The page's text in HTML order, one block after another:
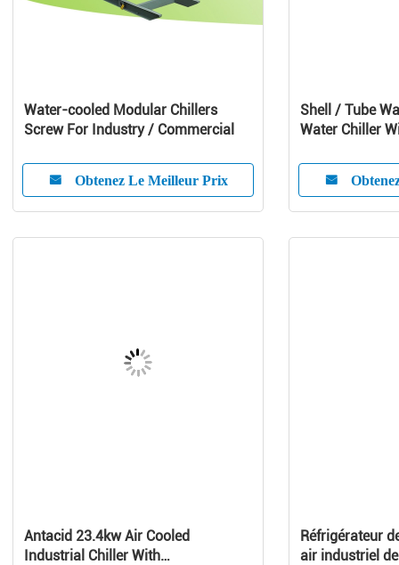
Water-cooled Modular Chillers
Screw For Industry / Commercial
Obtenez Le Meilleur Prix
Shell / Tube
Water Chiller
Antacid 23.4kw Air Cooled
Industrial Chiller With
Réfrigérateur
air industriel